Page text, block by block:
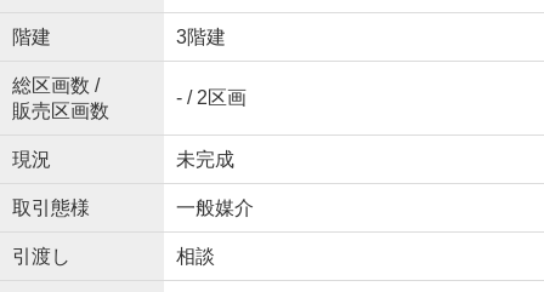
階建 3階建
総区画数 /
販売区画数
- / 2区画
現況 未完成
取引態様 一般媒介
引渡し 相談